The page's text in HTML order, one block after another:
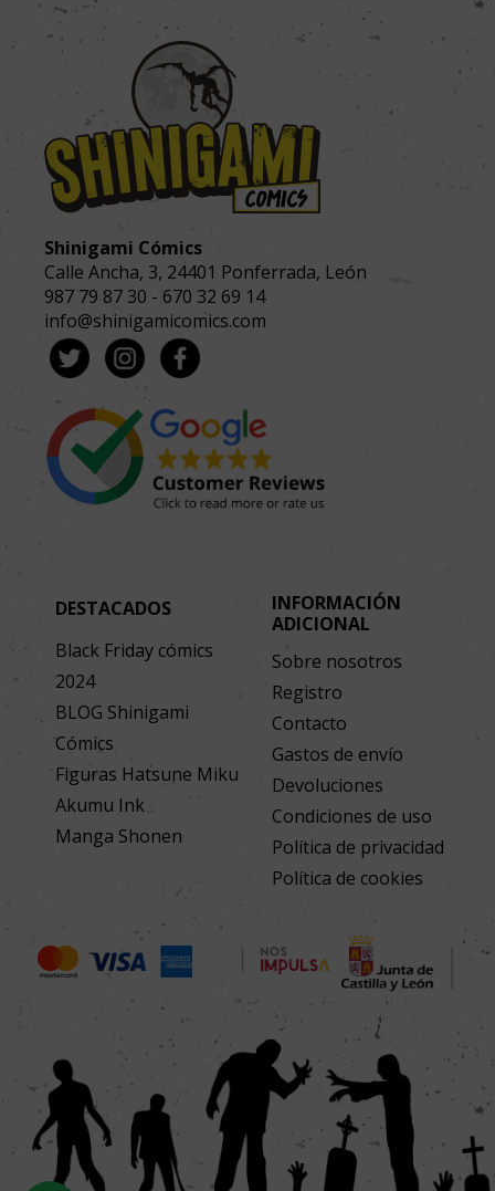
Shinigami Cómics
Calle Ancha, 3, 24401 Ponferrada, León
987 79 87 30 - 670 32 69 14
info@shinigamicomics.com
DESTACADOS
Black Friday cómics
2024
BLOG Shinigami
Cómics
Figuras Hatsune Miku
Akumu Ink
Manga Shonen
INFORMACIÓN
ADICIONAL
Sobre nosotros
Registro
Contacto
Gastos de envío
Devoluciones
Condiciones de uso
Política de privacidad
Política de cookies